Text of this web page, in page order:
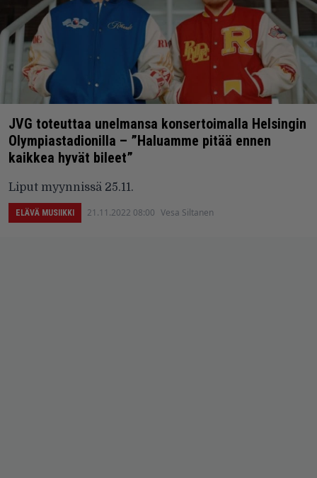
JVG toteuttaa unelmansa konsertoimalla Helsingin
Olympiastadionilla – ”Haluamme pitää ennen
kaikkea hyvät bileet”
Liput myynnissä 25.11.
ELÄVÄ MUSIIKKI 21.11.2022 08:00 Vesa Siltanen